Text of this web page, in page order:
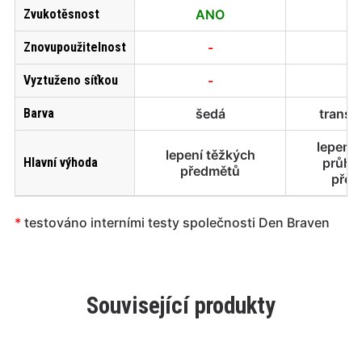
Zvukotěsnost ANO
Znovupoužitelnost -
Vyztuženo síťkou -
Barva šedá
Hlavní výhoda
lepení těžkých
předmětů
lepení
* testováno interními testy společnosti Den Braven
Související produkty